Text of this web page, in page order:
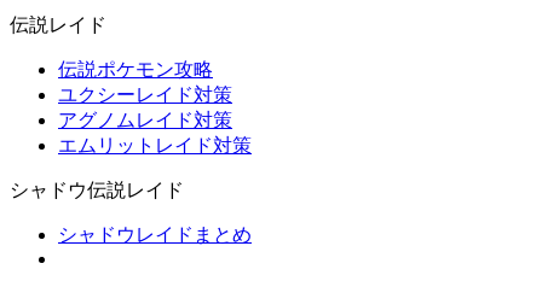
伝説レイド
伝説ポケモン攻略
ユクシーレイド対策
アグノムレイド対策
エムリットレイド対策
シャドウ伝説レイド
シャドウレイドまとめ